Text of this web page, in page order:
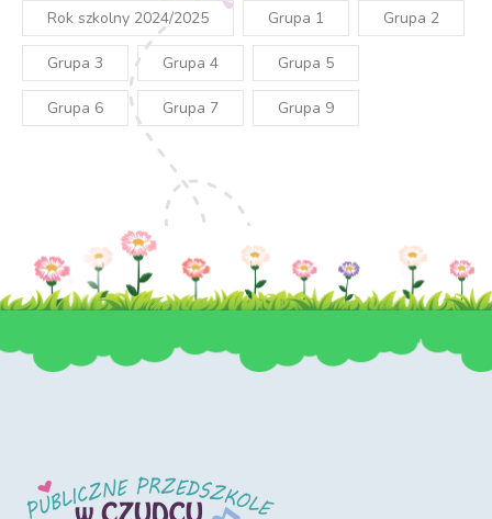
Rok szkolny 2024/2025 Grupa 1 Grupa 2
Grupa 3 Grupa 4 Grupa 5
Grupa 6 Grupa 7 Grupa 9